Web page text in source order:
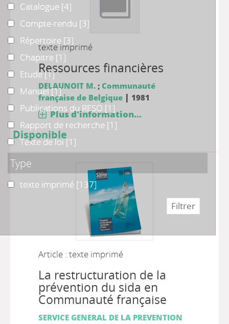
texte imprimé
Ressources financières
DELAUNOIT M.; Communauté
française de Belgique | 1981
Plus d'information...
Disponible
Article : texte imprimé
La restructuration de la
prévention du sida en
Communauté française
SERVICE GENERAL DE LA PREVENTION
Catalogue
Catalogue [4]
Compte-rendu
Compte-rendu [3]
Répertoire
Répertoire [3]
Chapitre
Chapitre [1]
EtudeEtude[1]
Manuel
Manuel[1]
Publications du RESO
Publications du RESO [1]
Rapport de recherche
Rapport de recherche [1]
Texte de loi
Texte de loi[1]
Type
texte imprimé
texte imprimé [137]